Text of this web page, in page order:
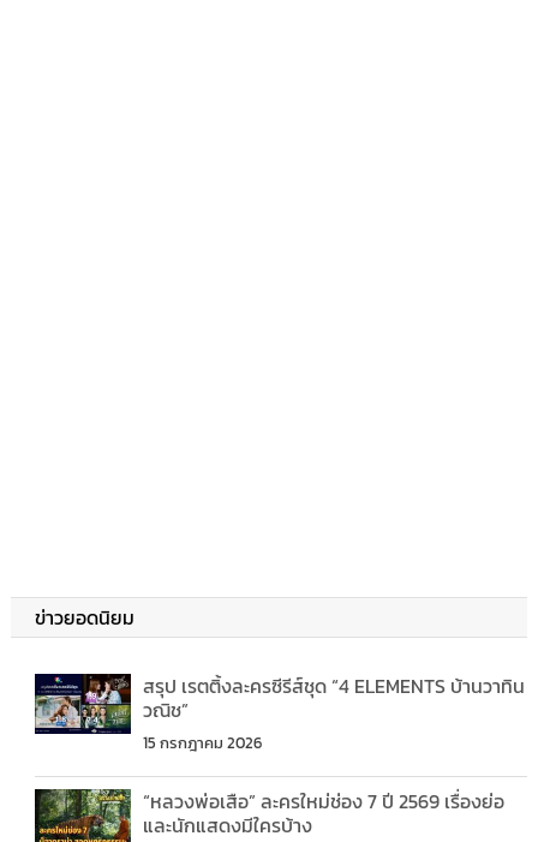
ข่าวยอดนิยม
สรุป เรตติ้งละครซีรีส์ชุด “4 ELEMENTS บ้านวาทิน
วณิช”
15 กรกฎาคม 2026
“หลวงพ่อเสือ” ละครใหม่ช่อง 7 ปี 2569 เรื่องย่อ
และนักแสดงมีใครบ้าง